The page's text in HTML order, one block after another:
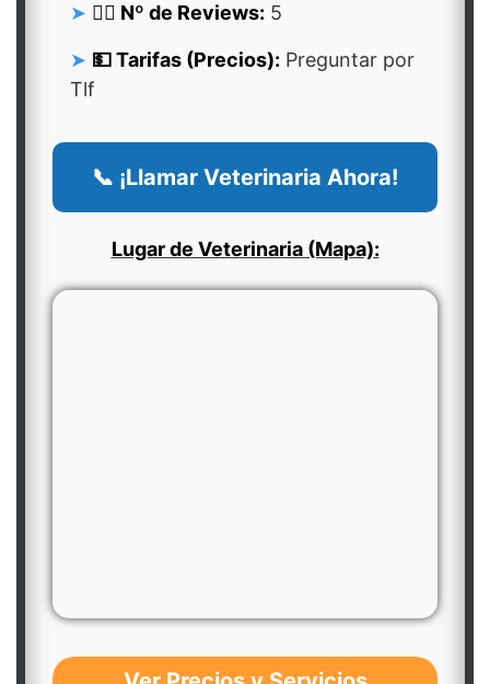
👍🏻 Nº de Reviews: 5
💵 Tarifas (Precios): Preguntar por
Tlf
📞 ¡Llamar Veterinaria Ahora!
Lugar de Veterinaria (Mapa):